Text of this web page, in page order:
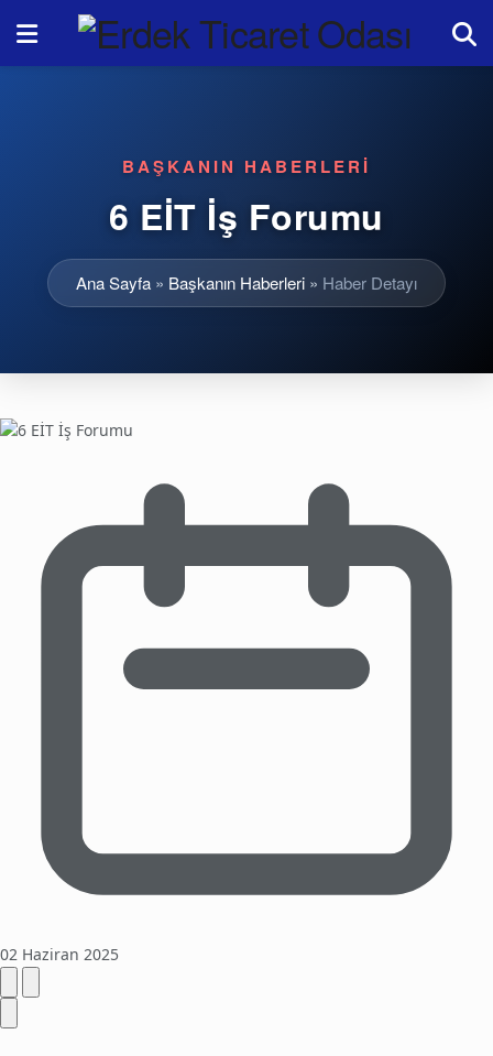
BAŞKANIN HABERLERI
6 EİT İş Forumu
Ana Sayfa » Başkanın Haberleri » Haber Detayı
02 Haziran 2025